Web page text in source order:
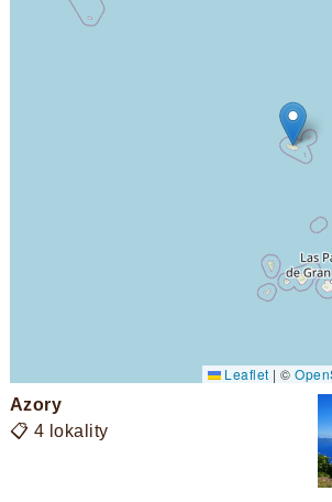
Leaflet | ©
Azory
📋 4 lokality